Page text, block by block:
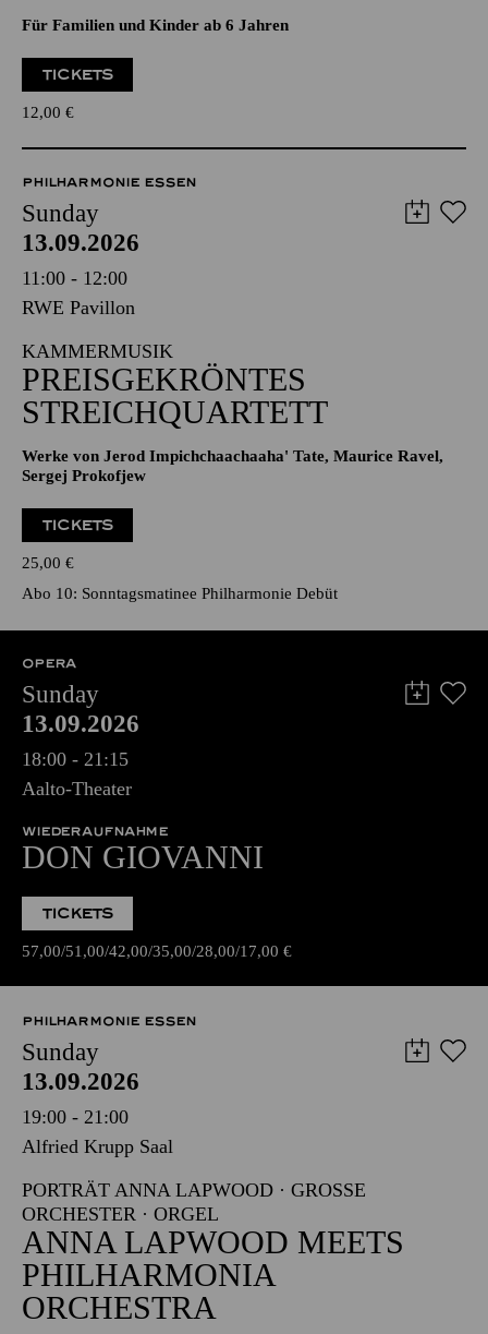
Für Familien und Kinder ab 6 Jahren
TICKETS
12,00 €
PHILHARMONIE ESSEN
Sunday
13.09.2026
11:00 - 12:00
RWE Pavillon
KAMMERMUSIK
PREISGEKRÖNTES
STREICHQUARTETT
Werke von Jerod Impichchaachaaha' Tate, Maurice Ravel,
Sergej Prokofjew
TICKETS
25,00 €
Abo 10: Sonntagsmatinee Philharmonie Debüt
OPERA
Sunday
13.09.2026
18:00 - 21:15
Aalto-Theater
WIEDERAUFNAHME
DON GIOVANNI
TICKETS
57,00 51,00 42,00 35,00 28,00 17,00 €
PHILHARMONIE ESSEN
Sunday
13.09.2026
19:00 - 21:00
Alfried Krupp Saal
PORTRÄT ANNA LAPWOOD · GROSSE O
RCHESTER · ORGEL
ANNA LAPWOOD MEETS
PHILHARMONIA
ORCHESTRA